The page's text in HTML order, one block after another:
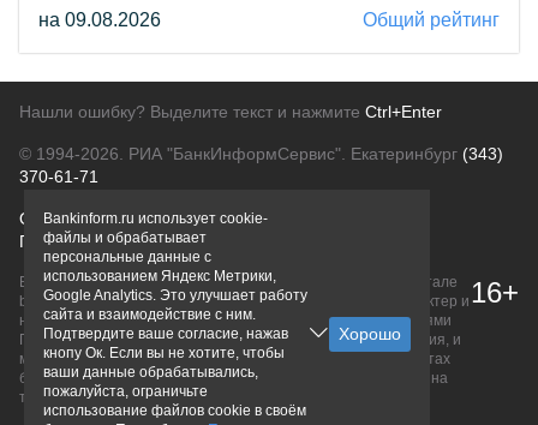
на 09.08.2026 Общий рейтинг
Нашли ошибку? Выделите текст и нажмите Ctrl+Enter
© 1994-2026. РИА "БанкИнформСервис". Екатеринбург (343)
370-61-71
О проектеПолитика конфиденциальности
Правовая информацияДля рекламодателей
Вся информация о продуктах банков, размещенная на портале
bankinform.ru, носит исключительно ознакомительный характер и
не является публичной офертой, определяемой положениями
ГК РФ. Информация не содержит точного и полного описания, и
может быть изменена. Конечные условия уточняйте на сайтах
банков или при личном обращении. Исключительное право на
товарные знаки принадлежит их правообладателям.
16+
Bankinform.ru использует cookie-
файлы и обрабатывает
персональные данные с
использованием Яндекс Метрики,
Google Analytics. Это улучшает работу
сайта и взаимодействие с ним.
Подтвердите ваше согласие, нажав
кнопу Ок. Если вы не хотите, чтобы
ваши данные обрабатывались,
пожалуйста, ограничьте
использование файлов cookie в своём